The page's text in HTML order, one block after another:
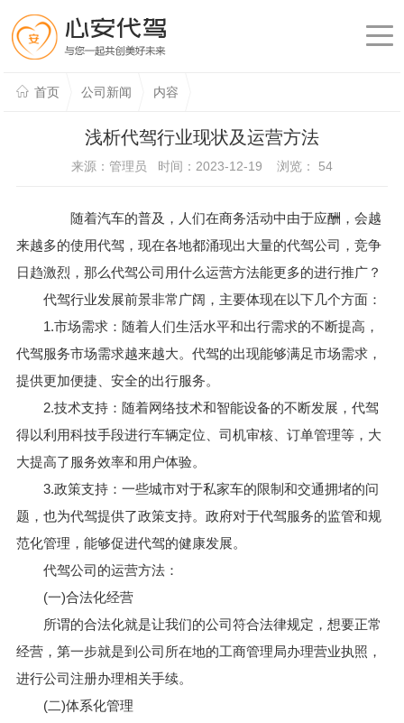
首页 公司新闻 内容
浅析代驾行业现状及运营方法
来源：管理员 时间：2023-12-19 浏览： 54
随着汽车的普及，人们在商务活动中由于应酬，会越
来越多的使用代驾，现在各地都涌现出大量的代驾公司，竞争
日趋激烈，那么代驾公司用什么运营方法能更多的进行推广？
代驾行业发展前景非常广阔，主要体现在以下几个方面：
1.市场需求：随着人们生活水平和出行需求的不断提高，
代驾服务市场需求越来越大。代驾的出现能够满足市场需求，
提供更加便捷、安全的出行服务。
2.技术支持：随着网络技术和智能设备的不断发展，代驾
得以利用科技手段进行车辆定位、司机审核、订单管理等，大
大提高了服务效率和用户体验。
3.政策支持：一些城市对于私家车的限制和交通拥堵的问
题，也为代驾提供了政策支持。政府对于代驾服务的监管和规
范化管理，能够促进代驾的健康发展。
代驾公司的运营方法：
(一)合法化经营
所谓的合法化就是让我们的公司符合法律规定，想要正常
经营，第一步就是到公司所在地的工商管理局办理营业执照，
进行公司注册办理相关手续。
(二)体系化管理